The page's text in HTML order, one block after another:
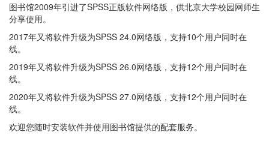
图书馆2009年引进了SPSS正版软件网络版，供北京大学校园网师生
分享使用。
2017年又将软件升级为SPSS 24.0网络版，支持10个用户同时在
线。
2019年又将软件升级为SPSS 26.0网络版，支持12个用户同时在
线。
2020年又将软件升级为SPSS 27.0网络版，支持12个用户同时在
线。
欢迎您随时安装软件并使用图书馆提供的配套服务。